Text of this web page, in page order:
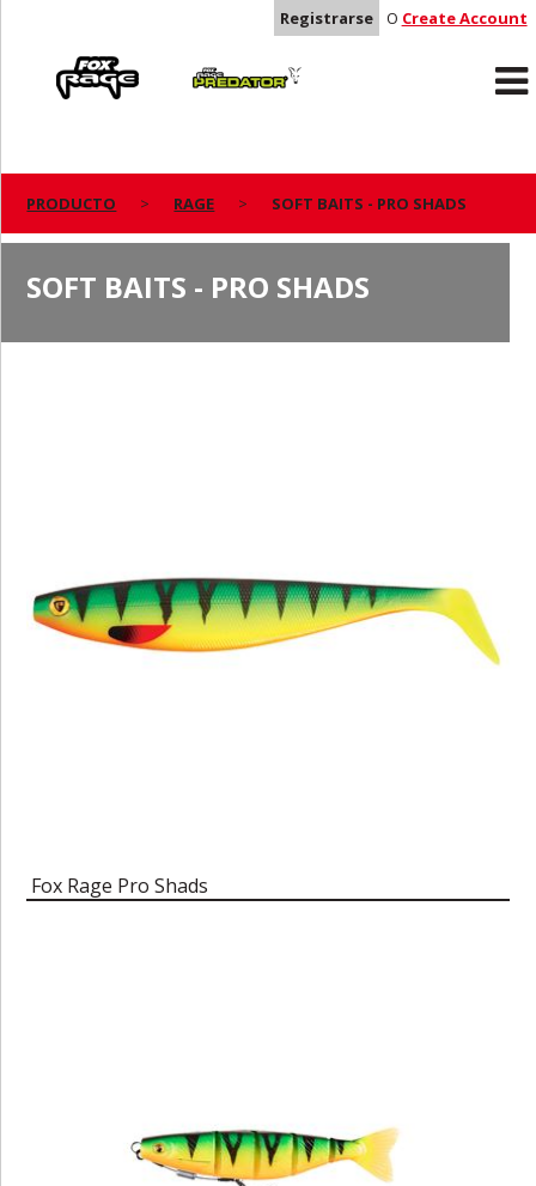
Registrarse O Create Account
Predator
PRODUCTO RAGE SOFT BAITS - PRO SHADS
SOFT BAITS - PRO SHADS
Fox Rage Pro Shads